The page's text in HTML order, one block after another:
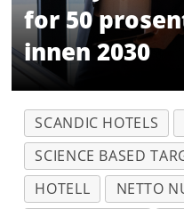
utslipp –
Agriculture”)
2033 fra
ingen
primære
2025.
for 50
innen 2030
SCANDIC HOTELS
SCIENCE BASED
HOTELL
NETTO